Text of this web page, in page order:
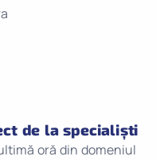
de la specialiști
oră din domeniul